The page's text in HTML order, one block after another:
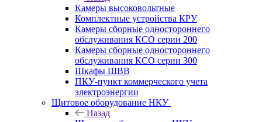
Камеры высоковольтные
Комплектные устройства КРУ
Камеры сборные одностороннего
обслуживания КСО серии 200
Камеры сборные одностороннего
обслуживания КСО серии 300
Шкафы ШВВ
ПКУ-пункт коммерческого учета
электроэнергии
Щитовое оборудование НКУ
Назад